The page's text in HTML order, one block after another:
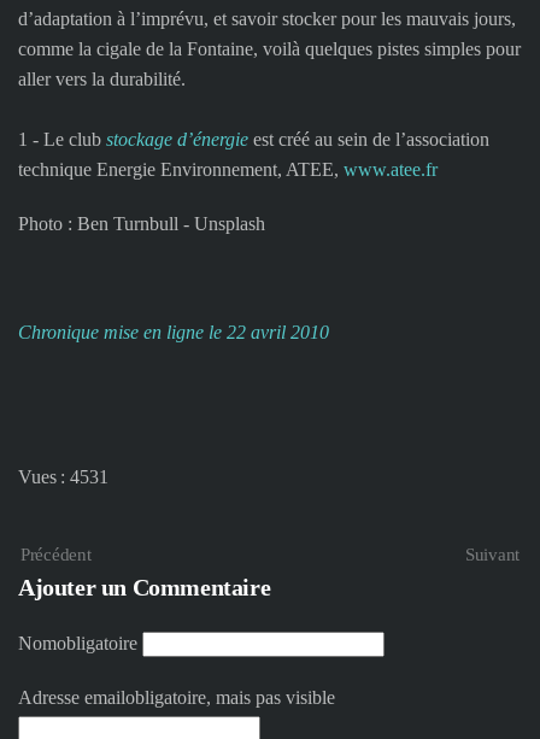
d’adaptation à l’imprévu, et savoir stocker pour les mauvais jours,
comme la cigale de la Fontaine, voilà quelques pistes simples pour
aller vers la durabilité.
1 - Le club stockage d’énergie est créé au sein de l’association
technique Energie Environnement, ATEE, www.atee.fr
Photo : Ben Turnbull - Unsplash
Chronique mise en ligne le 22 avril 2010
Vues : 4531
Précédent Suivant
Ajouter un Commentaire
Nomobligatoire
Adresse emailobligatoire, mais pas visible